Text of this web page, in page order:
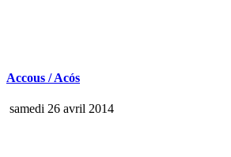
Accous / Acós
samedi 26 avril 2014